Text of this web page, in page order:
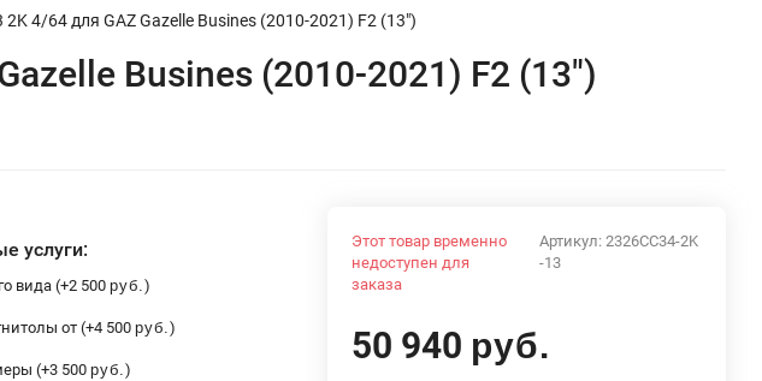
4/64 для GAZ Gazelle Busines (2010-2021) F2 (13")
Busines (2010-2021) F2 (13")
услуги:
вида (+2 500 руб. )
от (+4 500 руб. )
(+3 500 руб. )
Артикул: 2326CC34-2K
-13
Этот товар временно
недоступен для
заказа
50 940 руб.